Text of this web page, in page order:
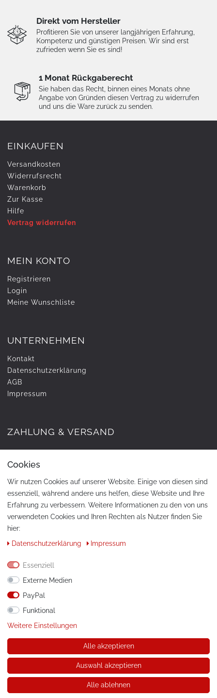
Direkt vom Hersteller
Profitieren Sie von unserer langjährigen Erfahrung,
Kompetenz und günstigen Preisen. Wir sind erst
zufrieden wenn Sie es sind!
1 Monat Rückgaberecht
Sie haben das Recht, binnen eines Monats ohne
Angabe von Gründen diesen Vertrag zu widerrufen
und uns die Ware zurück zu senden.
EINKAUFEN
Versandkosten
Widerrufs­recht
Warenkorb
Zur Kasse
Hilfe
Vertrag widerrufen
MEIN KONTO
Registrieren
Login
Meine Wunschliste
UNTERNEHMEN
Kontakt
Daten­schutz­erklärung
AGB
Impressum
ZAHLUNG & VERSAND
ANLEITUNGEN
Montageanleitungen
© Copyright 2026 tuning-art.com GmbH. Alle Rechte
vorbehalten.
* gilt für Lieferungen innerhalb Deutschlands, Lieferkosten und
Lieferzeiten für andere Länder entnehmen Sie bitte der
Schaltfläche mit den Versandinformationen
Cookies
Wir nutzen Cookies auf unserer Website. Einige von diesen sind
essenziell, während andere uns helfen, diese Website und Ihre
Erfahrung zu verbessern. Weitere Informationen zu den von uns
verwendeten Cookies und Ihren Rechten als Nutzer finden Sie
hier:
Daten­schutz­erklärung
Impressum
Essenziell
Externe Medien
PayPal
Funktional
Weitere Einstellungen
Alle akzeptieren
Auswahl akzeptieren
Alle ablehnen